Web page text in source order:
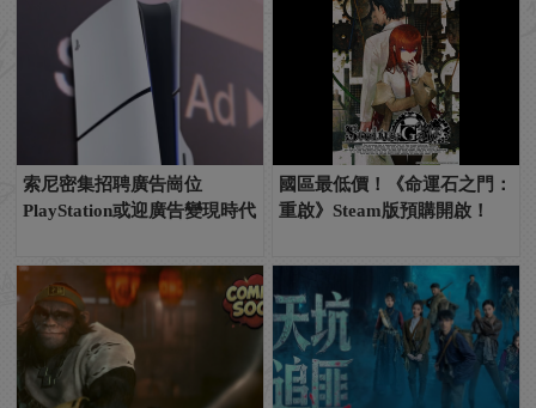
索尼密集招聘廣告崗位
PlayStation或迎廣告變現時代
國區最低價！《命運石之門：
重啟》Steam版預購開啟！